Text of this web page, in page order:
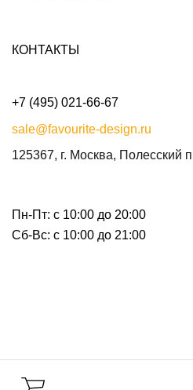
КОНТАКТЫ
+7 (495) 021-66-67
sale@favourite-design.ru
125367, г. Москва, Полесский
Пн-Пт: с 10:00 до 20:00
Сб-Вс: с 10:00 до 21:00